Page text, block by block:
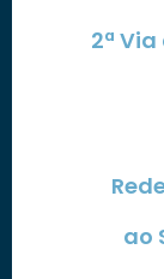
2ª
ao